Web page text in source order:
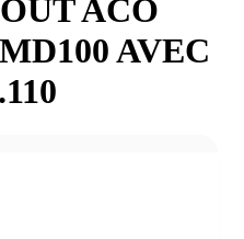
ACO
AVEC